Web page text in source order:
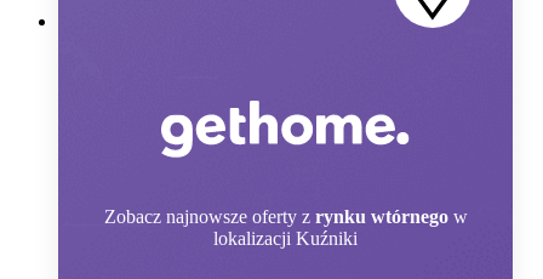
Zobacz najnowsze oferty z rynku wtórnego w
lokalizacji Kuźniki